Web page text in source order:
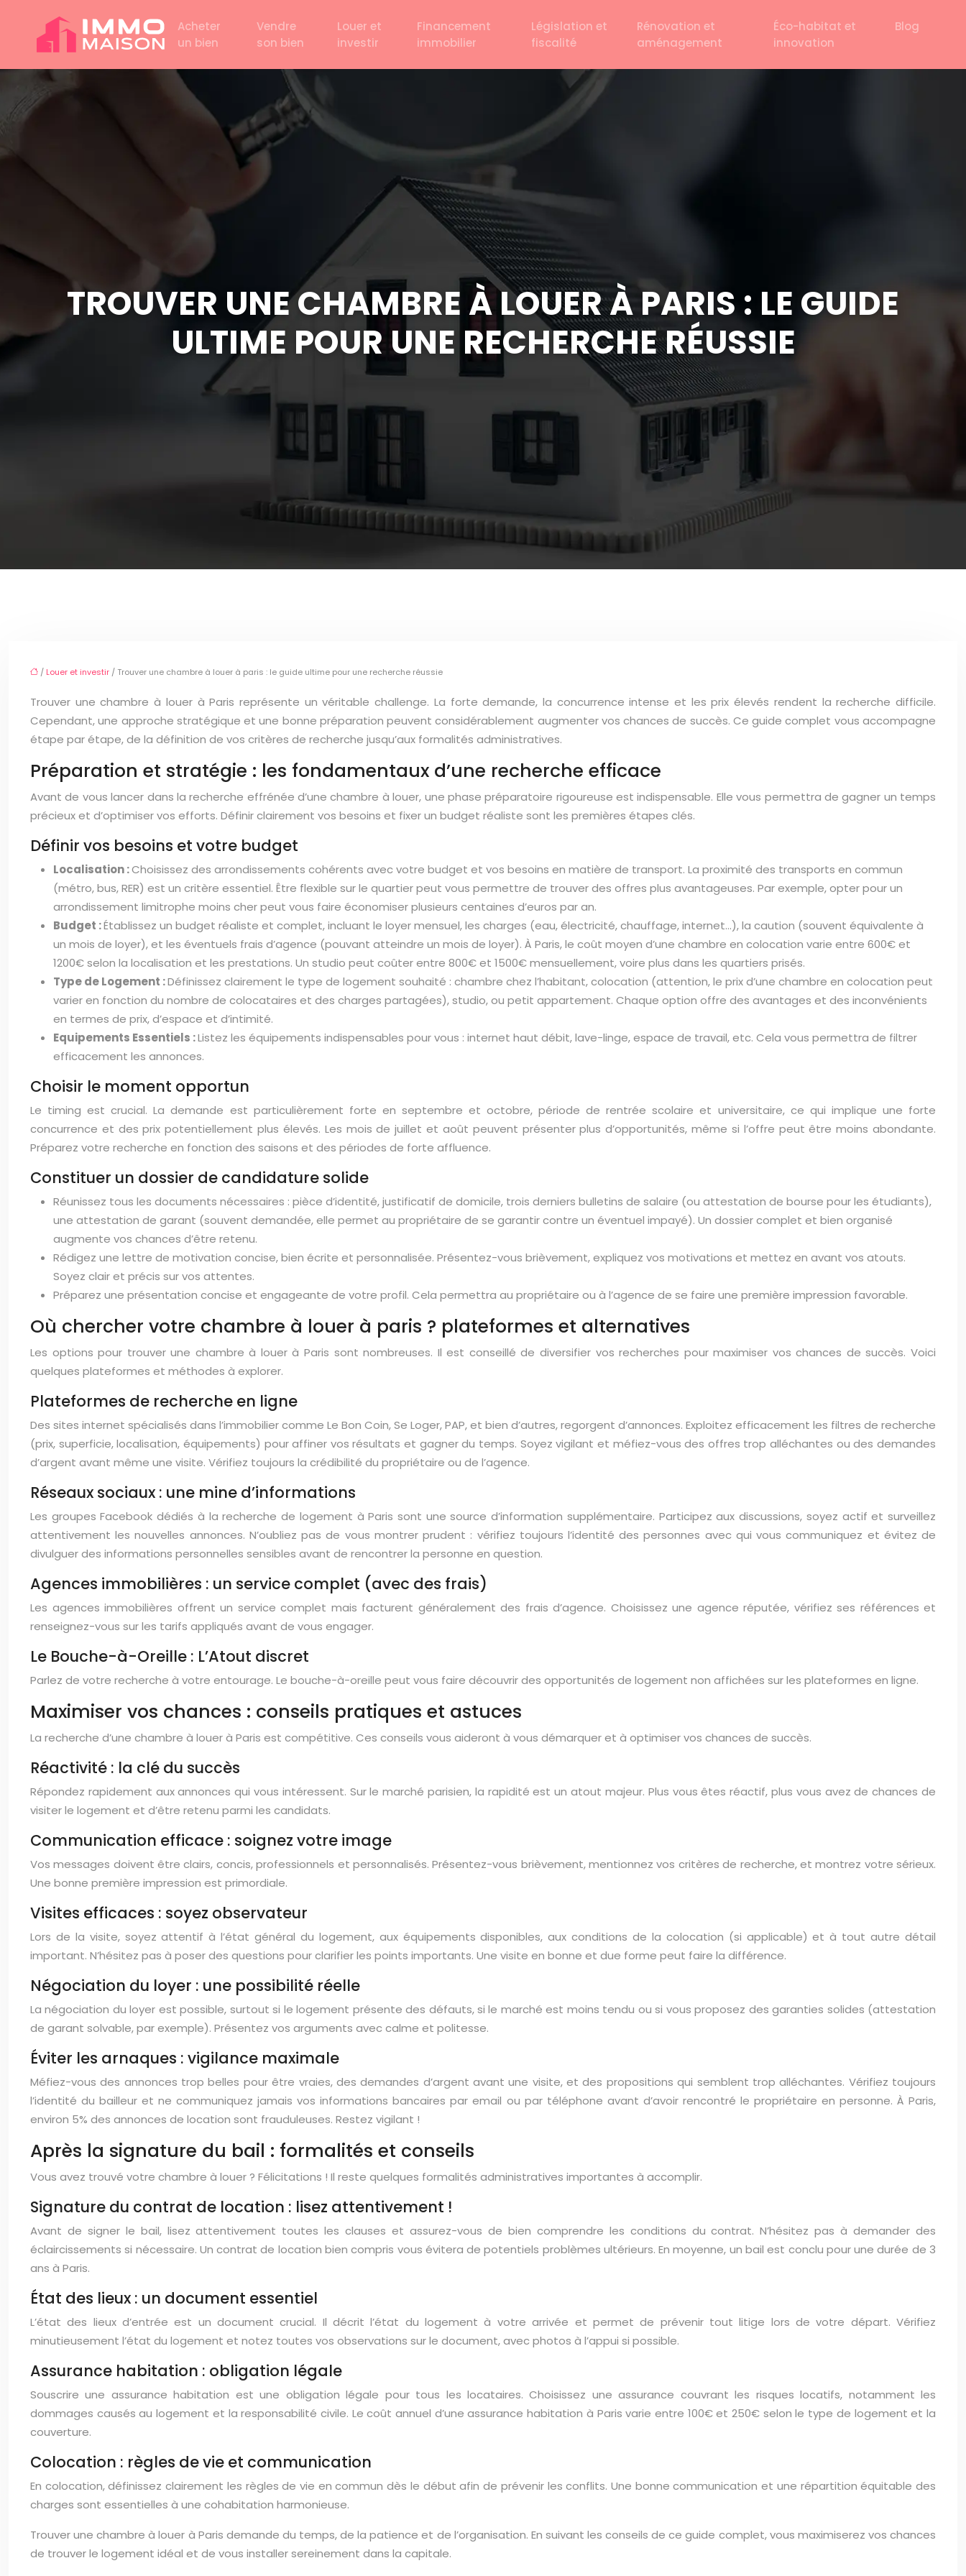
Acheter
un bien
Vendre
son bien
Louer et
investir
Financement
immobilier
Législation et
fiscalité
Rénovation et
aménagement
Éco-habitat et
innovation
Blog
TROUVER UNE CHAMBRE À LOUER À PARIS : LE GUIDE
ULTIME POUR UNE RECHERCHE RÉUSSIE
/ Louer et investir / Trouver une chambre à louer à paris : le guide ultime pour une recherche réussie
Trouver une chambre à louer à Paris représente un véritable challenge. La forte demande, la concurrence intense et les prix élevés rendent la recherche difficile.
Cependant, une approche stratégique et une bonne préparation peuvent considérablement augmenter vos chances de succès. Ce guide complet vous accompagne
étape par étape, de la définition de vos critères de recherche jusqu’aux formalités administratives.
Préparation et stratégie : les fondamentaux d’une recherche efficace
Avant de vous lancer dans la recherche effrénée d’une chambre à louer, une phase préparatoire rigoureuse est indispensable. Elle vous permettra de gagner un temps
précieux et d’optimiser vos efforts. Définir clairement vos besoins et fixer un budget réaliste sont les premières étapes clés.
Définir vos besoins et votre budget
Localisation :Choisissez des arrondissements cohérents avec votre budget et vos besoins en matière de transport. La proximité des transports en commun
(métro, bus, RER) est un critère essentiel. Être flexible sur le quartier peut vous permettre de trouver des offres plus avantageuses. Par exemple, opter pour un
arrondissement limitrophe moins cher peut vous faire économiser plusieurs centaines d’euros par an.
Budget :Établissez un budget réaliste et complet, incluant le loyer mensuel, les charges (eau, électricité, chauffage, internet…), la caution (souvent équivalente à
un mois de loyer), et les éventuels frais d’agence (pouvant atteindre un mois de loyer). À Paris, le coût moyen d’une chambre en colocation varie entre 600€ et
1200€ selon la localisation et les prestations. Un studio peut coûter entre 800€ et 1500€ mensuellement, voire plus dans les quartiers prisés.
Type de Logement :Définissez clairement le type de logement souhaité : chambre chez l’habitant, colocation (attention, le prix d’une chambre en colocation peut
varier en fonction du nombre de colocataires et des charges partagées), studio, ou petit appartement. Chaque option offre des avantages et des inconvénients
en termes de prix, d’espace et d’intimité.
Equipements Essentiels :Listez les équipements indispensables pour vous : internet haut débit, lave-linge, espace de travail, etc. Cela vous permettra de filtrer
efficacement les annonces.
Choisir le moment opportun
Le timing est crucial. La demande est particulièrement forte en septembre et octobre, période de rentrée scolaire et universitaire, ce qui implique une forte
concurrence et des prix potentiellement plus élevés. Les mois de juillet et août peuvent présenter plus d’opportunités, même si l’offre peut être moins abondante.
Préparez votre recherche en fonction des saisons et des périodes de forte affluence.
Constituer un dossier de candidature solide
Réunissez tous les documents nécessaires : pièce d’identité, justificatif de domicile, trois derniers bulletins de salaire (ou attestation de bourse pour les étudiants),
une attestation de garant (souvent demandée, elle permet au propriétaire de se garantir contre un éventuel impayé). Un dossier complet et bien organisé
augmente vos chances d’être retenu.
Rédigez une lettre de motivation concise, bien écrite et personnalisée. Présentez-vous brièvement, expliquez vos motivations et mettez en avant vos atouts.
Soyez clair et précis sur vos attentes.
Préparez une présentation concise et engageante de votre profil. Cela permettra au propriétaire ou à l’agence de se faire une première impression favorable.
Où chercher votre chambre à louer à paris ? plateformes et alternatives
Les options pour trouver une chambre à louer à Paris sont nombreuses. Il est conseillé de diversifier vos recherches pour maximiser vos chances de succès. Voici
quelques plateformes et méthodes à explorer.
Plateformes de recherche en ligne
Des sites internet spécialisés dans l’immobilier comme Le Bon Coin, Se Loger, PAP, et bien d’autres, regorgent d’annonces. Exploitez efficacement les filtres de recherche
(prix, superficie, localisation, équipements) pour affiner vos résultats et gagner du temps. Soyez vigilant et méfiez-vous des offres trop alléchantes ou des demandes
d’argent avant même une visite. Vérifiez toujours la crédibilité du propriétaire ou de l’agence.
Réseaux sociaux : une mine d’informations
Les groupes Facebook dédiés à la recherche de logement à Paris sont une source d’information supplémentaire. Participez aux discussions, soyez actif et surveillez
attentivement les nouvelles annonces. N’oubliez pas de vous montrer prudent : vérifiez toujours l’identité des personnes avec qui vous communiquez et évitez de
divulguer des informations personnelles sensibles avant de rencontrer la personne en question.
Agences immobilières : un service complet (avec des frais)
Les agences immobilières offrent un service complet mais facturent généralement des frais d’agence. Choisissez une agence réputée, vérifiez ses références et
renseignez-vous sur les tarifs appliqués avant de vous engager.
Le Bouche-à-Oreille : L’Atout discret
Parlez de votre recherche à votre entourage. Le bouche-à-oreille peut vous faire découvrir des opportunités de logement non affichées sur les plateformes en ligne.
Maximiser vos chances : conseils pratiques et astuces
La recherche d’une chambre à louer à Paris est compétitive. Ces conseils vous aideront à vous démarquer et à optimiser vos chances de succès.
Réactivité : la clé du succès
Répondez rapidement aux annonces qui vous intéressent. Sur le marché parisien, la rapidité est un atout majeur. Plus vous êtes réactif, plus vous avez de chances de
visiter le logement et d’être retenu parmi les candidats.
Communication efficace : soignez votre image
Vos messages doivent être clairs, concis, professionnels et personnalisés. Présentez-vous brièvement, mentionnez vos critères de recherche, et montrez votre sérieux.
Une bonne première impression est primordiale.
Visites efficaces : soyez observateur
Lors de la visite, soyez attentif à l’état général du logement, aux équipements disponibles, aux conditions de la colocation (si applicable) et à tout autre détail
important. N’hésitez pas à poser des questions pour clarifier les points importants. Une visite en bonne et due forme peut faire la différence.
Négociation du loyer : une possibilité réelle
La négociation du loyer est possible, surtout si le logement présente des défauts, si le marché est moins tendu ou si vous proposez des garanties solides (attestation
de garant solvable, par exemple). Présentez vos arguments avec calme et politesse.
Éviter les arnaques : vigilance maximale
Méfiez-vous des annonces trop belles pour être vraies, des demandes d’argent avant une visite, et des propositions qui semblent trop alléchantes. Vérifiez toujours
l’identité du bailleur et ne communiquez jamais vos informations bancaires par email ou par téléphone avant d’avoir rencontré le propriétaire en personne. À Paris,
environ 5% des annonces de location sont frauduleuses. Restez vigilant !
Après la signature du bail : formalités et conseils
Vous avez trouvé votre chambre à louer ? Félicitations ! Il reste quelques formalités administratives importantes à accomplir.
Signature du contrat de location : lisez attentivement !
Avant de signer le bail, lisez attentivement toutes les clauses et assurez-vous de bien comprendre les conditions du contrat. N’hésitez pas à demander des
éclaircissements si nécessaire. Un contrat de location bien compris vous évitera de potentiels problèmes ultérieurs. En moyenne, un bail est conclu pour une durée de 3
ans à Paris.
État des lieux : un document essentiel
L’état des lieux d’entrée est un document crucial. Il décrit l’état du logement à votre arrivée et permet de prévenir tout litige lors de votre départ. Vérifiez
minutieusement l’état du logement et notez toutes vos observations sur le document, avec photos à l’appui si possible.
Assurance habitation : obligation légale
Souscrire une assurance habitation est une obligation légale pour tous les locataires. Choisissez une assurance couvrant les risques locatifs, notamment les
dommages causés au logement et la responsabilité civile. Le coût annuel d’une assurance habitation à Paris varie entre 100€ et 250€ selon le type de logement et la
couverture.
Colocation : règles de vie et communication
En colocation, définissez clairement les règles de vie en commun dès le début afin de prévenir les conflits. Une bonne communication et une répartition équitable des
charges sont essentielles à une cohabitation harmonieuse.
Trouver une chambre à louer à Paris demande du temps, de la patience et de l’organisation. En suivant les conseils de ce guide complet, vous maximiserez vos chances
de trouver le logement idéal et de vous installer sereinement dans la capitale.